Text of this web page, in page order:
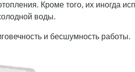
Кроме того, их иногда
воды.
и бесшумность работы.